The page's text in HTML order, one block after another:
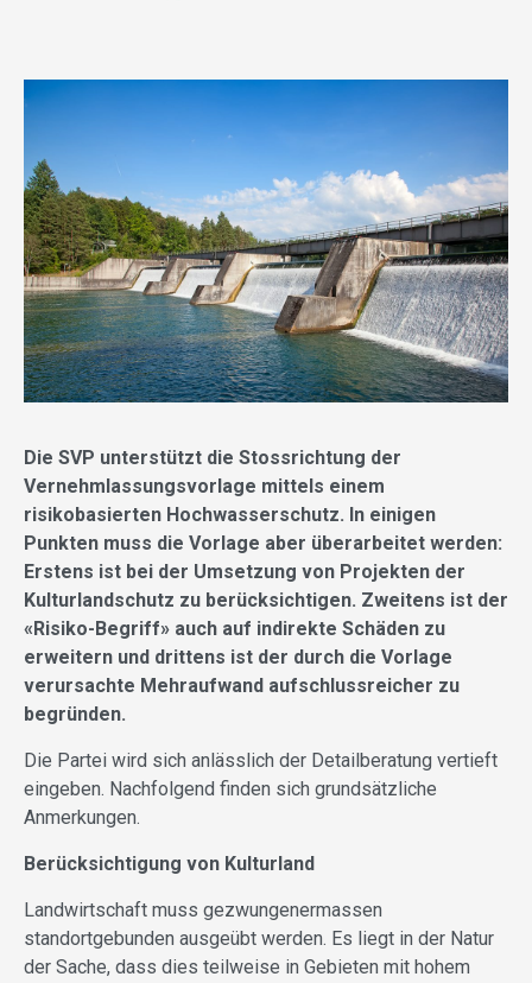
Die SVP unterstützt die Stossrichtung der
Vernehmlassungsvorlage mittels einem
risikobasierten Hochwasserschutz. In einigen
Punkten muss die Vorlage aber überarbeitet werden:
Erstens ist bei der Umsetzung von Projekten der
Kulturlandschutz zu berücksichtigen. Zweitens ist der
«Risiko-Begriff» auch auf indirekte Schäden zu
erweitern und drittens ist der durch die Vorlage
verursachte Mehraufwand aufschlussreicher zu
begründen.
Die Partei wird sich anlässlich der Detailberatung vertieft
eingeben. Nachfolgend finden sich grundsätzliche
Anmerkungen.
Berücksichtigung von Kulturland
Landwirtschaft muss gezwungenermassen
standortgebunden ausgeübt werden. Es liegt in der Natur
der Sache, dass dies teilweise in Gebieten mit hohem